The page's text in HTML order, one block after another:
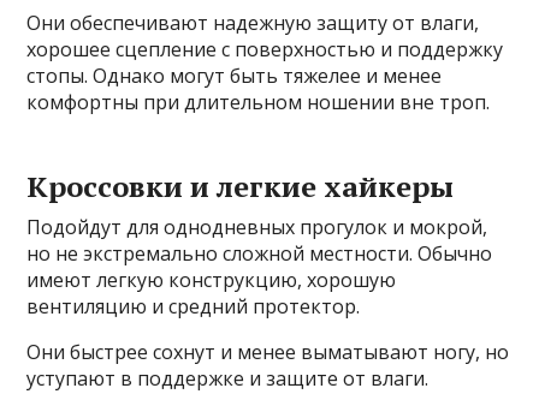
Они обеспечивают надежную защиту от влаги,
хорошее сцепление с поверхностью и поддержку
стопы. Однако могут быть тяжелее и менее
комфортны при длительном ношении вне троп.
Кроссовки и легкие хайкеры
Подойдут для однодневных прогулок и мокрой,
но не экстремально сложной местности. Обычно
имеют легкую конструкцию, хорошую
вентиляцию и средний протектор.
Они быстрее сохнут и менее выматывают ногу, но
уступают в поддержке и защите от влаги.